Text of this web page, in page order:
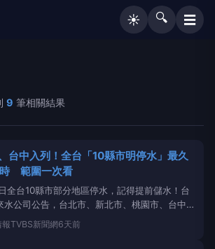
☀️ 🔍 ☰
9 筆相關結果
台中入列！全台「10縣市明停水」最久
範圍一次看
全台10縣市部分地區停水，記得提前儲水！台
水公司公告，台北市、新北市、桃園市、台中
投縣、雲林縣、嘉義縣、台南市、高雄市以及台
分地區，明（3）日將暫停
TVBS新聞網6天前